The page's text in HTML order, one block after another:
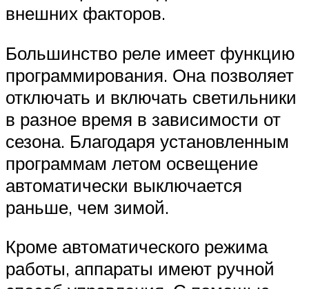
внешних факторов.
Большинство реле имеет функцию
программирования. Она позволяет
отключать и включать светильники
в разное время в зависимости от
сезона. Благодаря установленным
программам летом освещение
автоматически выключается
раньше, чем зимой.
Кроме автоматического режима
работы, аппараты имеют ручной